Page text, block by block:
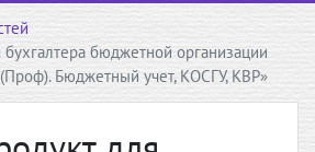
бюджетной организации
Бюджетный учет, КОСГУ, КВР»